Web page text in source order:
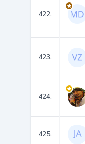
422.
423.
424.
425.